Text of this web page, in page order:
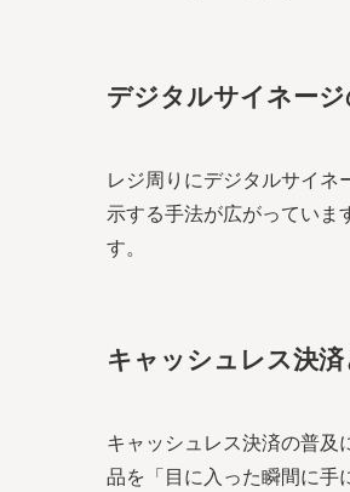
デジタルサイネー
レジ周りにデジタルサイ
示する手法が広がっていま
す。
キャッシュレス決
キャッシュレス決済の普
品を「目に入った瞬間に手